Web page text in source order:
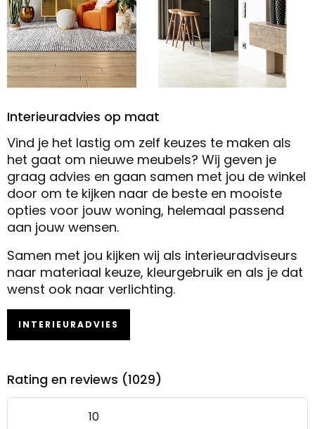
Interieuradvies op maat
Vind je het lastig om zelf keuzes te maken als
het gaat om nieuwe meubels? Wij geven je
graag advies en gaan samen met jou de winkel
door om te kijken naar de beste en mooiste
opties voor jouw woning, helemaal passend
aan jouw wensen.
Samen met jou kijken wij als interieuradviseurs
naar materiaal keuze, kleurgebruik en als je dat
wenst ook naar verlichting.
INTERIEURADVIES
Rating en reviews (1029)
10